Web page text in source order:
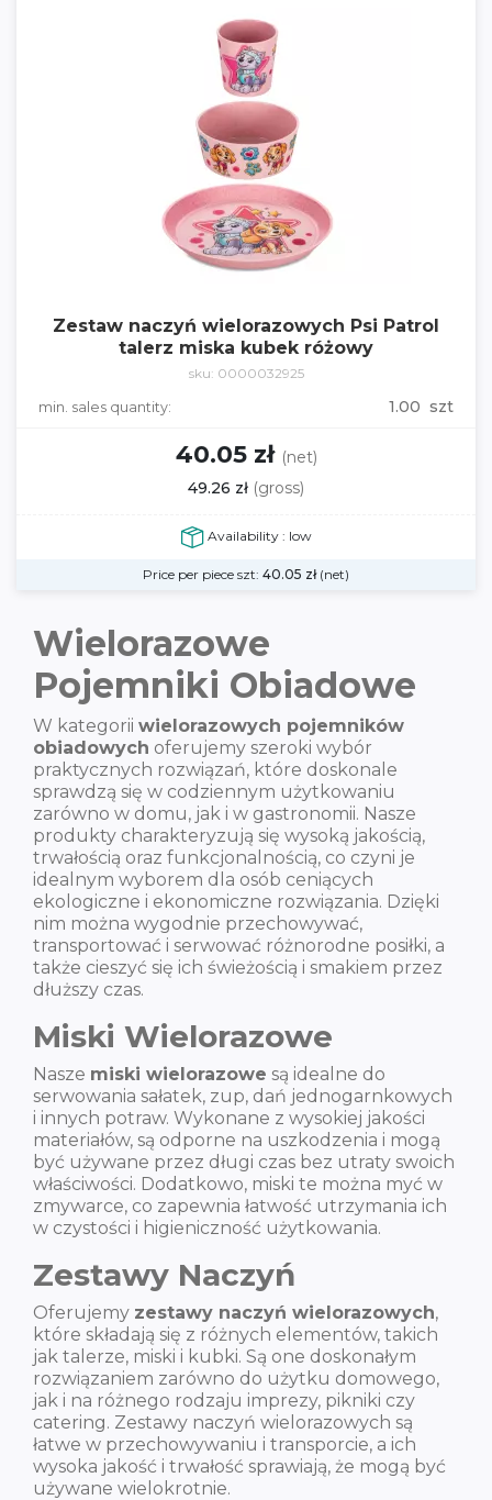
Zestaw naczyń wielorazowych Psi Patrol
talerz miska kubek różowy
sku: 0000032925
min. sales quantity: 1.00 szt
40.05 zł (net)
49.26 zł (gross)
Availability : low
Price per piece szt: 40.05 zł(net)
Wielorazowe
Pojemniki Obiadowe
W kategorii wielorazowych pojemników
obiadowych oferujemy szeroki wybór
praktycznych rozwiązań, które doskonale
sprawdzą się w codziennym użytkowaniu
zarówno w domu, jak i w gastronomii. Nasze
produkty charakteryzują się wysoką jakością,
trwałością oraz funkcjonalnością, co czyni je
idealnym wyborem dla osób ceniących
ekologiczne i ekonomiczne rozwiązania. Dzięki
nim można wygodnie przechowywać,
transportować i serwować różnorodne posiłki, a
także cieszyć się ich świeżością i smakiem przez
dłuższy czas.
Miski Wielorazowe
Nasze miski wielorazowe są idealne do
serwowania sałatek, zup, dań jednogarnkowych
i innych potraw. Wykonane z wysokiej jakości
materiałów, są odporne na uszkodzenia i mogą
być używane przez długi czas bez utraty swoich
właściwości. Dodatkowo, miski te można myć w
zmywarce, co zapewnia łatwość utrzymania ich
w czystości i higieniczność użytkowania.
Zestawy Naczyń
Oferujemy zestawy naczyń wielorazowych,
które składają się z różnych elementów, takich
jak talerze, miski i kubki. Są one doskonałym
rozwiązaniem zarówno do użytku domowego,
jak i na różnego rodzaju imprezy, pikniki czy
catering. Zestawy naczyń wielorazowych są
łatwe w przechowywaniu i transporcie, a ich
wysoka jakość i trwałość sprawiają, że mogą być
używane wielokrotnie.